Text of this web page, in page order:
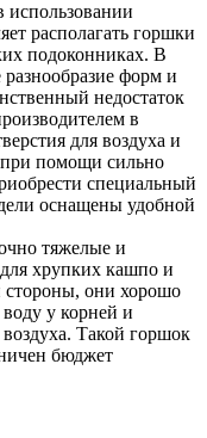
располагать горшки
подоконниках. В
форм и
недостаток
в
для воздуха и
при помощи сильно
специальный
оснащены удобной
тяжелые и
хрупких кашпо и
стороны, они хорошо
у корней и
Такой горшок
бюджет